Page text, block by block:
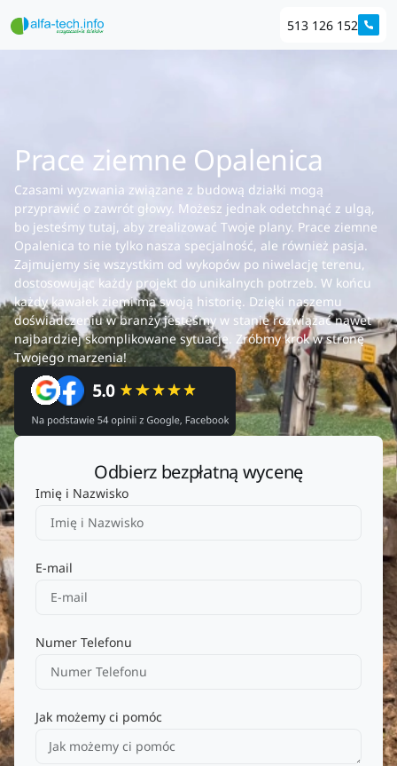
513 126 152
Prace ziemne Opalenica
Czasami wyzwania związane z budową działki mogą
przyprawić o zawrót głowy. Możesz jednak odetchnąć z ulgą,
bo jesteśmy tutaj, aby zrealizować Twoje plany. Prace ziemne
Opalenica to nie tylko nasza specjalność, ale również pasja.
Zajmujemy się wszystkim od wykopów po niwelację terenu,
dostosowując każdy projekt do unikalnych potrzeb. W końcu
każdy kawałek ziemi ma swoją historię. Dzięki naszemu
doświadczeniu w branży jesteśmy w stanie rozwiązać nawet
najbardziej skomplikowane sytuacje. Zróbmy krok w stronę
Twojego marzenia!
Odbierz bezpłatną wycenę
Imię i Nazwisko
E-mail
Numer Telefonu
Jak możemy ci pomóc